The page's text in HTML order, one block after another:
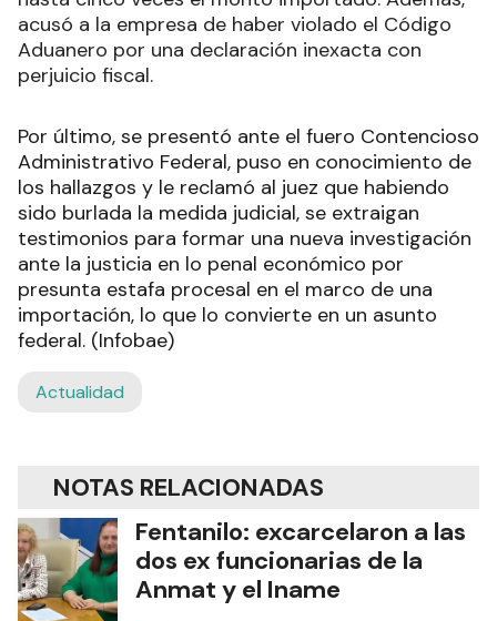
acusó a la empresa de haber violado el Código
Aduanero por una declaración inexacta con
perjuicio fiscal.
Por último, se presentó ante el fuero Contencioso
Administrativo Federal, puso en conocimiento de
los hallazgos y le reclamó al juez que habiendo
sido burlada la medida judicial, se extraigan
testimonios para formar una nueva investigación
ante la justicia en lo penal económico por
presunta estafa procesal en el marco de una
importación, lo que lo convierte en un asunto
federal. (Infobae)
Actualidad
NOTAS RELACIONADAS
Fentanilo: excarcelaron a las
dos ex funcionarias de la
Anmat y el Iname